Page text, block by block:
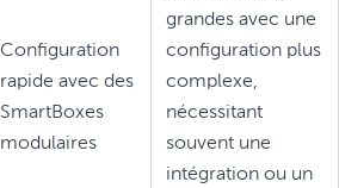
Configuration
rapide avec des
SmartBoxes
modulaires
grandes avec une
configuration plus
complexe,
nécessitant
souvent une
intégration ou un